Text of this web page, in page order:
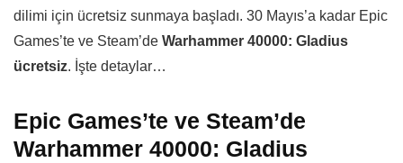
dilimi için ücretsiz sunmaya başladı. 30 Mayıs’a kadar Epic
Games’te ve Steam’de Warhammer 40000: Gladius
ücretsiz. İşte detaylar…
Epic Games’te ve Steam’de
Warhammer 40000: Gladius